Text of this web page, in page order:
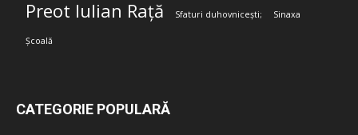
Preot Iulian Rață Sfaturi duhovnicești; Sinaxa
Școală
CATEGORIE POPULARĂ